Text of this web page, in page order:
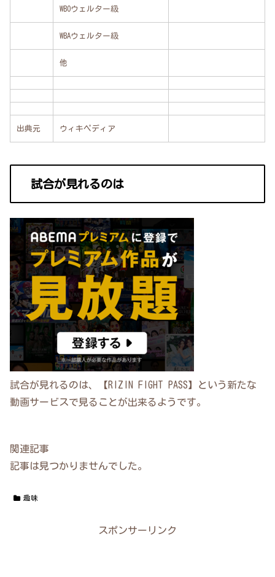
WBOウェルター級
WBAウェルター級
他
出典元 ウィキペディア
試合が見れるのは
試合が見れるのは、【RIZIN FIGHT PASS】という新たな
動画サービスで見ることが出来るようです。
関連記事
記事は見つかりませんでした。
趣味
スポンサーリンク